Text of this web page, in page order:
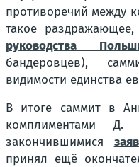
противоречий между
такое
руководства
бандеровцев),
видимости единства
В итоге саммит в
комплиментами
закончившимися
принял ещё